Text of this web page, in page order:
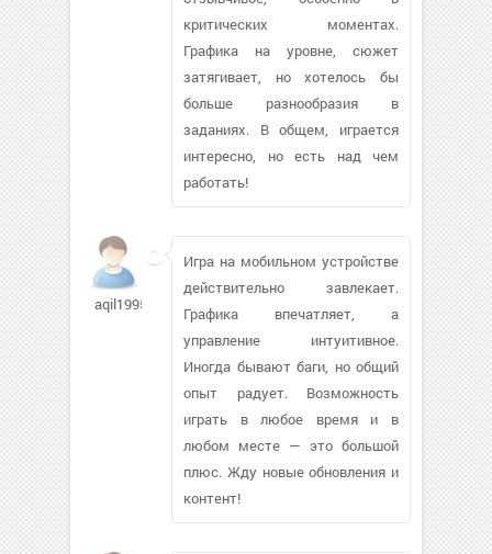
критических моментах.
Графика на уровне, сюжет
затягивает, но хотелось бы
больше разнообразия в
заданиях. В общем, играется
интересно, но есть над чем
работать!
aqil1995875
Игра на мобильном устройстве
действительно завлекает.
Графика впечатляет, а
управление интуитивное.
Иногда бывают баги, но общий
опыт радует. Возможность
играть в любое время и в
любом месте — это большой
плюс. Жду новые обновления и
контент!